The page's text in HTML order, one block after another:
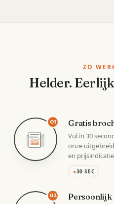
ZO
Helder.
01 Gratis
Vul in 30
onze
en
●30 SEC
02 Persoonlijk